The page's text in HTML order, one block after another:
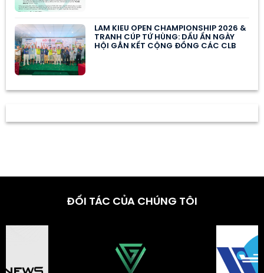
LAM KIEU OPEN CHAMPIONSHIP 2026 &
TRANH CÚP TỨ HÙNG: DẤU ẤN NGÀY
HỘI GẮN KẾT CỘNG ĐỒNG CÁC CLB
ĐỐI TÁC CỦA CHÚNG TÔI